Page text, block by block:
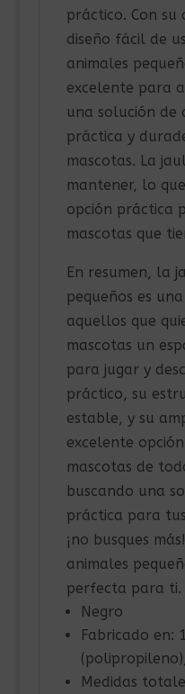
práctico. Con su
diseño fácil de
animales
excelente para
una solución de
práctica y
mascotas. La
mantener, lo
opción práctica
mascotas que
En resumen, la
pequeños es
aquellos que
mascotas un
para jugar y
práctico, su
estable, y su
excelente
mascotas de
buscando una
práctica para
¡no busques
animales
perfecta para ti.
Negro
Fabricado en:
Medidas